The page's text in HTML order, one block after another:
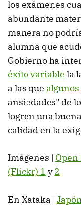
los exámenes
abundante
manera no
alumna que
Gobierno ha
éxito variable la
a las que
ansiedades" de
logren una
calidad en la
Imágenes |
(Flickr) 1 y 2
En Xataka |